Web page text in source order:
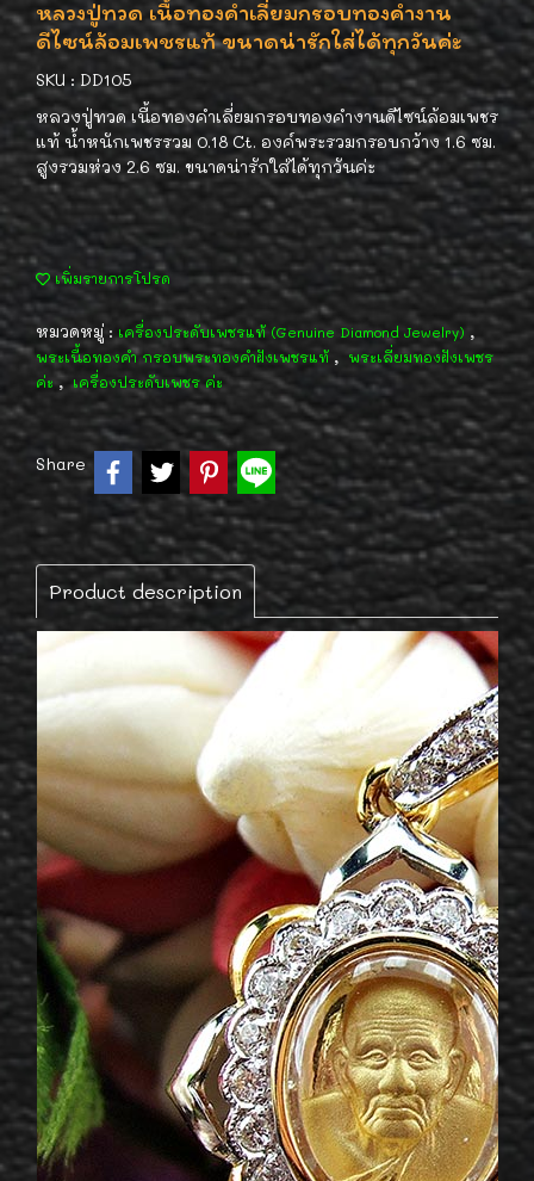
หลวงปู่ทวด เนื้อทองคำเลี่ยมกรอบทองคำงาน
ดีไซน์ล้อมเพชรแท้ ขนาดน่ารักใส่ได้ทุกวันค่ะ
SKU : DD105
หลวงปู่ทวด เนื้อทองคำเลี่ยมกรอบทองคำงานดีไซน์ล้อมเพชร
แท้ น้ำหนักเพชรรวม 0.18 Ct. องค์พระรวมกรอบกว้าง 1.6 ซม.
สูงรวมห่วง 2.6 ซม. ขนาดน่ารักใส่ได้ทุกวันค่ะ
เพิ่มรายการโปรด
หมวดหมู่ : เครื่องประดับเพชรแท้ (Genuine Diamond Jewelry) ,
พระเนื้อทองคำ กรอบพระทองคำฝังเพชรแท้ , พระเลี่ยมทองฝังเพชร
ค่ะ, เครื่องประดับเพชร ค่ะ
Share
Product description